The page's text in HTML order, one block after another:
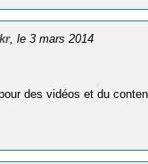
, le 3 mars 2014
des vidéos et du